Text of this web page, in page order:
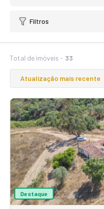
Filtros
Total de imóveis - 33
Destaque